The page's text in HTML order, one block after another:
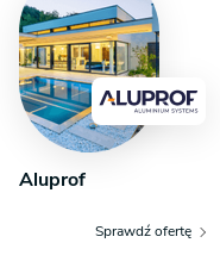
Aluprof
Sprawdź ofertę